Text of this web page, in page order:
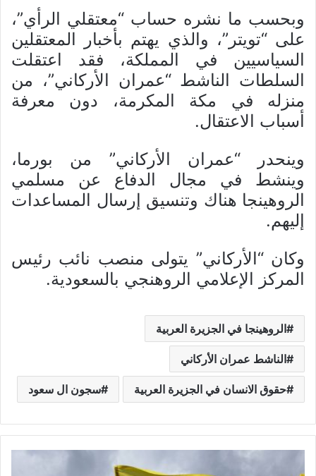
وبحسب ما نشره حساب “معتقلي الرأي”،
على “تويتر”، والذي يهتم بأخبار المعتقلين
السياسيين في المملكة، فقد اعتقلت
السلطات الناشط “عمران الأركاني”، من
منزله في مكة المكرمة، دون معرفة
أسباب الاعتقال.
وينحدر “عمران الأركاني” من بورما،
وينشط في مجال الدفاع عن مسلمي
الروهينجا هناك وتنسيق إرسال المساعدات
إليهم.
وكان “الأركاني” يتولى منصب نائب رئيس
المركز الإعلامي الروهنجي بالسعودية.
الروهينجا في الجزيرة العربية
الناشط عمران الأركاني
حقوق الانسان في الجزيرة العربية سجون ال سعود